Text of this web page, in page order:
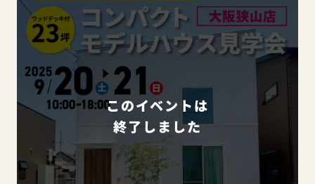
このイベントは
終了しました